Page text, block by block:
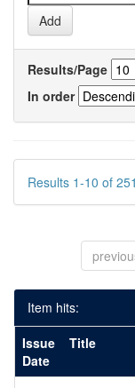
Results/Page
In order
Results 1-10 of
Item hits:
Issue
Date
Title